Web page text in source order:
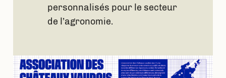
personnalisés pour le secteur
de l’agronomie.